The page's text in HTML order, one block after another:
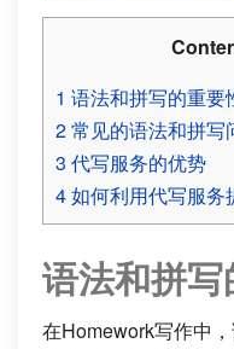
1 语法和拼写的重要
2常见的语法和拼写
3 代写服务的优势
4如何利用代写服务
语法和拼
在Homework写作中